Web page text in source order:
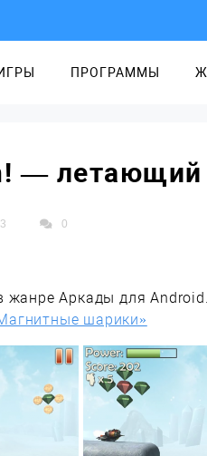
ПРОГРАММЫ
— летающий
0
Аркады для
шарики»